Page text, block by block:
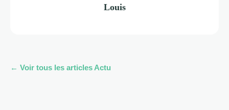
Louis
← Voir tous les articles Actu